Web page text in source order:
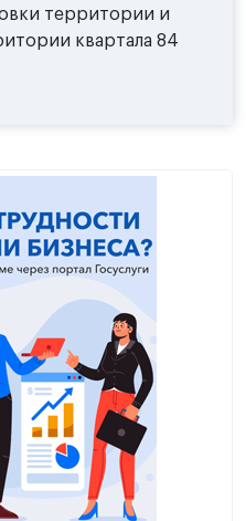
территории и
квартала 84